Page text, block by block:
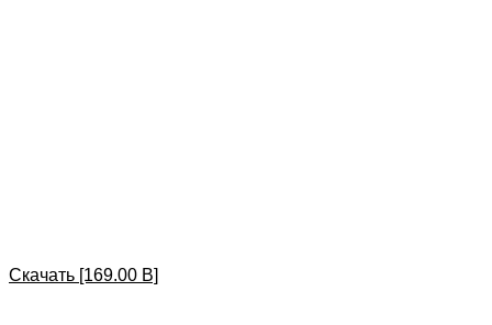
Скачать [169.00 B]